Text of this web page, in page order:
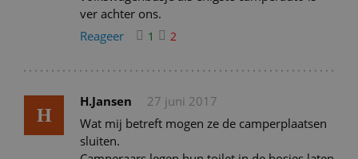
ver achter ons.
Reageer
1 2
H
H.Jansen
27 juni 2017
Wat mij betreft mogen ze de camperplaatsen
sluiten.